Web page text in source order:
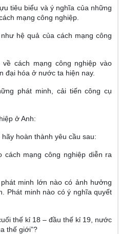
tiêu biểu và ý nghĩa của những
mạng công nghiệp.
hệ quả của cách mạng công
cách mạng công nghiệp vào
đại hóa ở nước ta hiện nay.
phát minh, cải tiến công cụ
ở Anh:
hoàn thành yêu cầu sau:
mạng công nghiệp diễn ra
minh lớn nào có ảnh hưởng
Phát minh nào có ý nghĩa quyết
thế kỉ 18 – đầu thế kỉ 19, nước
thế giới”?